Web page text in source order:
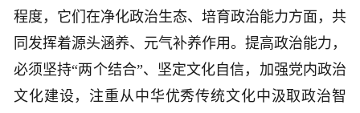
程度，它们在净化政治生态、培育政治能力方面，共
同发挥着源头涵养、元气补养作用。提高政治能力，
必须坚持“两个结合”、坚定文化自信，加强党内政治
文化建设，注重从中华优秀传统文化中汲取政治智